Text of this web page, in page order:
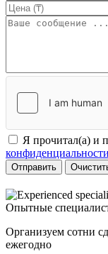
Я прочитал(а) и
конфиденциальности
Отправить
Опытные
Организуем сотни
ежегодно